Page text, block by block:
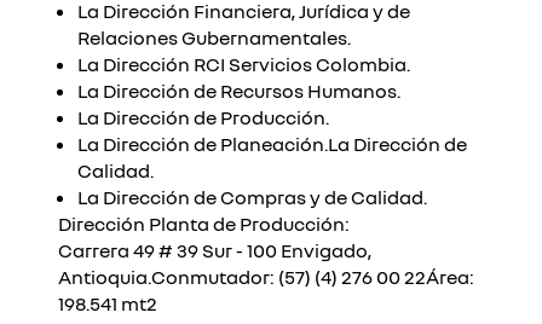
La Dirección Financiera, Jurídica y de
Relaciones Gubernamentales.
La Dirección RCI Servicios Colombia.
La Dirección de Recursos Humanos.
La Dirección de Producción.
La Dirección de Planeación.La Dirección de
Calidad.
La Dirección de Compras y de Calidad.
Dirección Planta de Producción:
Carrera 49 # 39 Sur - 100 Envigado,
Antioquia.Conmutador: (57) (4) 276 00 22Área:
198.541 mt2